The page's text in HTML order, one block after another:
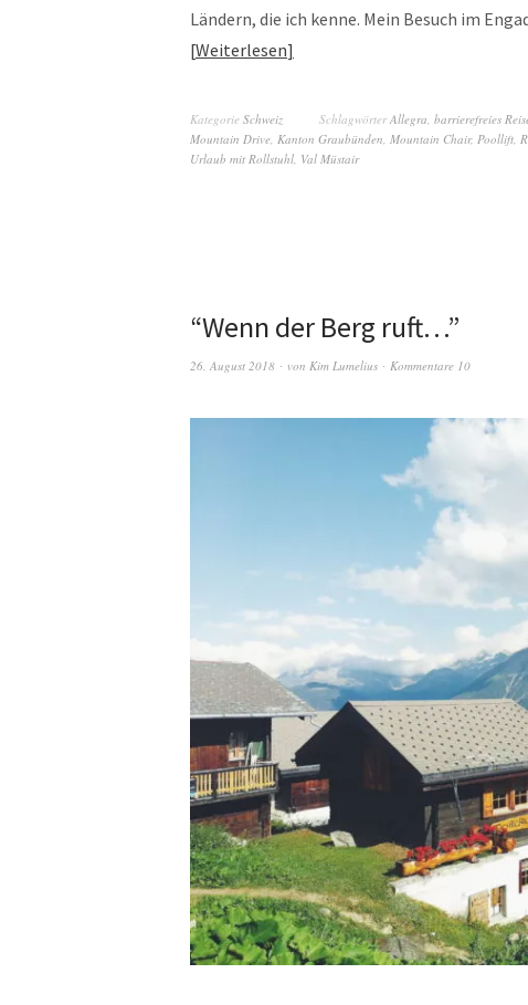
Ländern, die ich kenne. Mein Besuch im
Weiterlesen
Kategorie Schweiz SchlagwörterAllegra, barrierefreies
Mountain Drive, Kanton Graubünden, Mountain Chair, Poollift,
Urlaub mit Rollstuhl, Val Müstair
“Wenn der Berg ruft…”
26. August 2018 von Kim Lumelius Kommentare 10